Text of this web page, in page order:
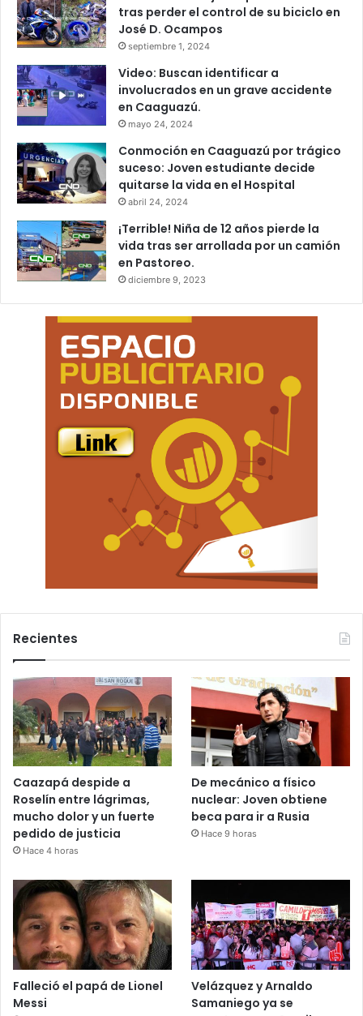
tras perder el control de su biciclo en
José D. Ocampos
septiembre 1, 2024
Video: Buscan identificar a
involucrados en un grave accidente
en Caaguazú.
mayo 24, 2024
Conmoción en Caaguazú por trágico
suceso: Joven estudiante decide
quitarse la vida en el Hospital
abril 24, 2024
¡Terrible! Niña de 12 años pierde la
vida tras ser arrollada por un camión
en Pastoreo.
diciembre 9, 2023
Recientes
Caazapá despide a
Roselín entre lágrimas,
mucho dolor y un fuerte
pedido de justicia
Hace 4 horas
De mecánico a físico
nuclear: Joven obtiene
beca para ir a Rusia
Hace 9 horas
Falleció el papá de Lionel
Messi
Velázquez y Arnaldo
Samaniego ya se